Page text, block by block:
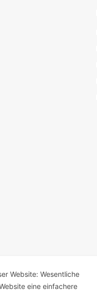
Website: Wesentliche
eine einfachere